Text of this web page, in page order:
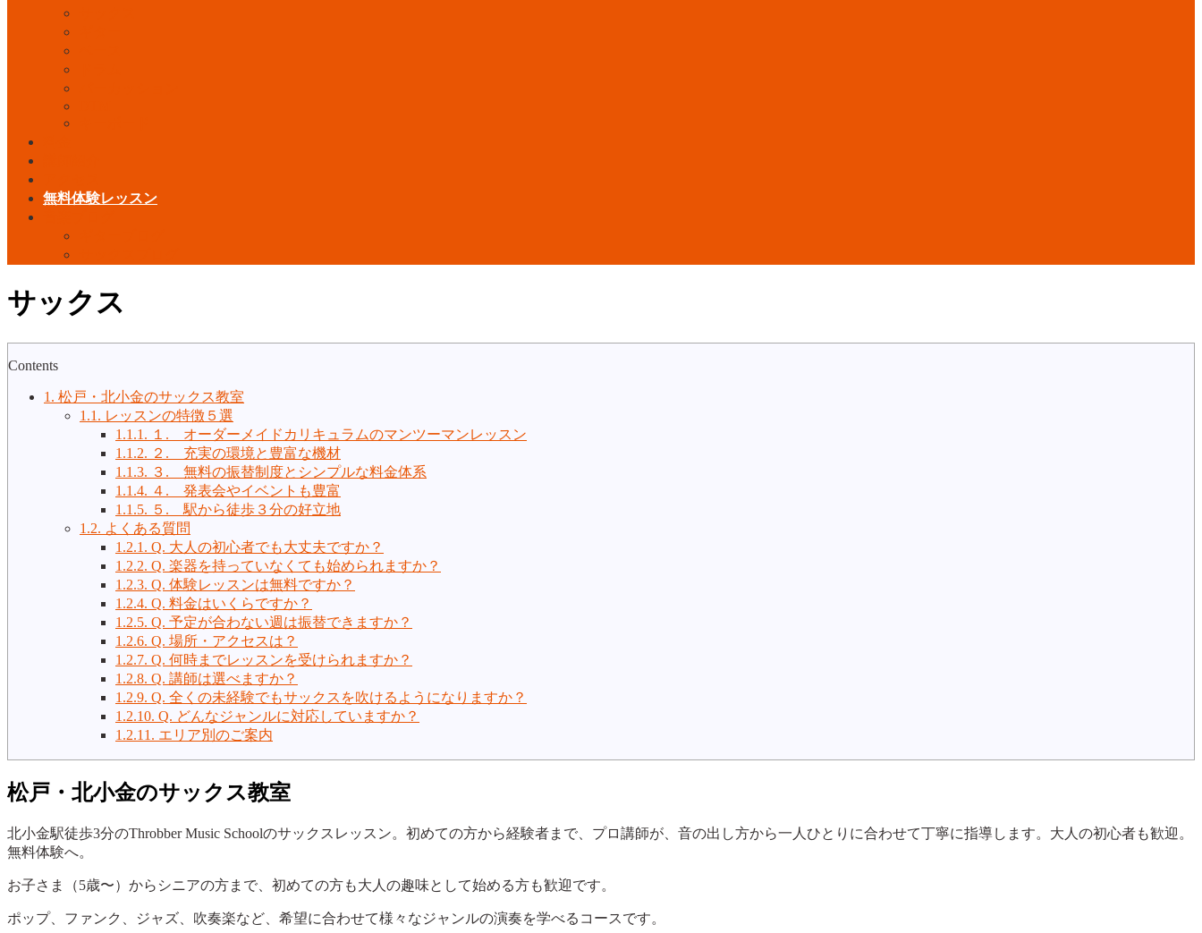
無料体験レッスン
サックス
Contents
1. 松戸・北小金のサックス教室
1.1. レッスンの特徴５選
1.1.1. １. オーダーメイドカリキュラムのマンツーマンレッスン
1.1.2. ２. 充実の環境と豊富な機材
1.1.3. ３. 無料の振替制度とシンプルな料金体系
1.1.4. ４. 発表会やイベントも豊富
1.1.5. ５. 駅から徒歩３分の好立地
1.2. よくある質問
1.2.1. Q. 大人の初心者でも大丈夫ですか？
1.2.2. Q. 楽器を持っていなくても始められますか？
1.2.3. Q. 体験レッスンは無料ですか？
1.2.4. Q. 料金はいくらですか？
1.2.5. Q. 予定が合わない週は振替できますか？
1.2.6. Q. 場所・アクセスは？
1.2.7. Q. 何時までレッスンを受けられますか？
1.2.8. Q. 講師は選べますか？
1.2.9. Q. 全くの未経験でもサックスを吹けるようになりますか？
1.2.10. Q. どんなジャンルに対応していますか？
1.2.11. エリア別のご案内
松戸・北小金のサックス教室
北小金駅徒歩3分のThrobber Music Schoolのサックスレッスン。初めての方から経験者まで、プロ講師が、音の出し方から一人ひとりに合わせて丁寧に指導します。大人の初心者も歓迎。
無料体験へ。
お子さま（5歳〜）からシニアの方まで、初めての方も大人の趣味として始める方も歓迎です。
ポップ、ファンク、ジャズ、吹奏楽など、希望に合わせて様々なジャンルの演奏を学べるコースです。